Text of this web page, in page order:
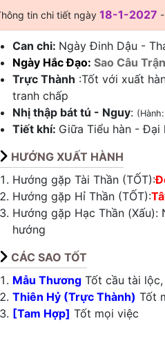
tin chi tiết ngày 18-1-2027
Can chi: Ngày Đinh Dậu -
Ngày Hắc Đạo: Sao Câu Trận
Trực Thành :Tốt với xuất
tranh chấp
Nhị thập bát tú - Nguy:
Tiết khí: Giữa Tiểu hàn -Đại
HƯỚNG XUẤT HÀNH
Hướng gặp Tài Thần (TỐT):
Hướng gặp Hỉ Thần (TỐT):
Hướng gặp Hạc Thần
hướng
CÁC SAO TỐT
Mẫu Thương Tốt cầu tài
Thiên Hỷ (Trực Thành) Tốt
[Tam Hợp] Tốt mọi việc